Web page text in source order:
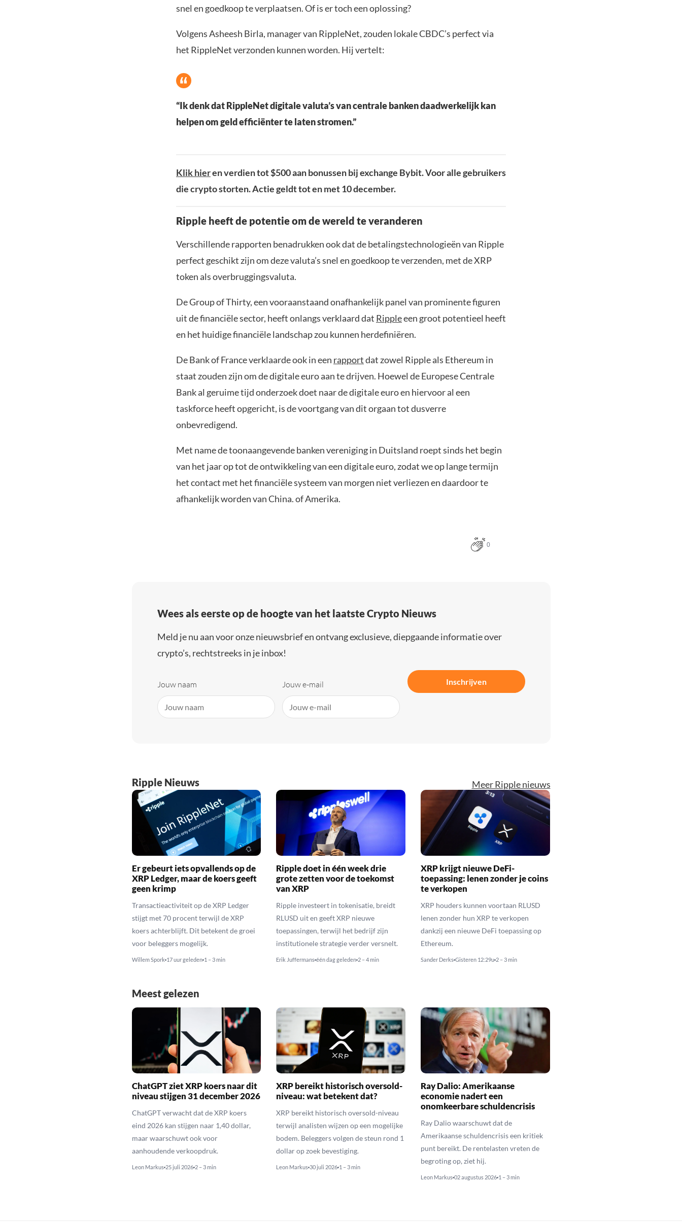
snel en goedkoop te verplaatsen. Of is er toch een oplossing?
Volgens Asheesh Birla, manager van RippleNet, zouden lokale CBDC’s perfect via
het RippleNet verzonden kunnen worden. Hij vertelt:
“Ik denk dat RippleNet digitale valuta’s van centrale banken daadwerkelijk kan
helpen om geld efficiënter te laten stromen.”
Klik hieren verdien tot $500 aan bonussen bij exchange Bybit. Voor alle gebruikers
die crypto storten. Actie geldt tot en met 10 december.
Ripple heeft de potentie om de wereld te veranderen
Verschillende rapporten benadrukken ook dat de betalingstechnologieën van Ripple
perfect geschikt zijn om deze valuta’s snel en goedkoop te verzenden, met de XRP
token als overbruggingsvaluta.
De Group of Thirty, een vooraanstaand onafhankelijk panel van prominente figuren
uit de financiële sector, heeft onlangs verklaard dat Rippleeen groot potentieel heeft
en het huidige financiële landschap zou kunnen herdefiniëren.
De Bank of France verklaarde ook in een rapportdat zowel Ripple als Ethereum in
staat zouden zijn om de digitale euro aan te drijven. Hoewel de Europese Centrale
Bank al geruime tijd onderzoek doet naar de digitale euro en hiervoor al een
taskforce heeft opgericht, is de voortgang van dit orgaan tot dusverre
onbevredigend.
Met name de toonaangevende banken vereniging in Duitsland roept sinds het begin
van het jaar op tot de ontwikkeling van een digitale euro, zodat we op lange termijn
het contact met het financiële systeem van morgen niet verliezen en daardoor te
afhankelijk worden van China. of Amerika.
0
Wees als eerste op de hoogte van het laatste Crypto Nieuws
Meld je nu aan voor onze nieuwsbrief en ontvang exclusieve, diepgaande informatie over
crypto’s, rechtstreeks in je inbox!
Jouw naam Jouw e-mail Inschrijven
Ripple Nieuws Meer Ripple nieuws
Er gebeurt iets opvallends op de
XRP Ledger, maar de koers geeft
geen krimp
Transactieactiviteit op de XRP Ledger
stijgt met 70 procent terwijl de XRP
koers achterblijft. Dit betekent de groei
voor beleggers mogelijk.
Willem Spork 17 uur geleden 1 – 3 min
Ripple doet in één week drie
grote zetten voor de toekomst
van XRP
Ripple investeert in tokenisatie, breidt
RLUSD uit en geeft XRP nieuwe
toepassingen, terwijl het bedrijf zijn
institutionele strategie verder versnelt.
Erik Juffermans één dag geleden 2 – 4 min
XRP krijgt nieuwe DeFi-
toepassing: lenen zonder je coins
te verkopen
XRP houders kunnen voortaan RLUSD
lenen zonder hun XRP te verkopen
dankzij een nieuwe DeFi toepassing op
Ethereum.
Sander Derks Gisteren 12:29u 2 – 3 min
Meest gelezen
ChatGPT ziet XRP koers naar dit
niveau stijgen 31 december 2026
ChatGPT verwacht dat de XRP koers
eind 2026 kan stijgen naar 1,40 dollar,
maar waarschuwt ook voor
aanhoudende verkoopdruk.
Leon Markus 25 juli 2026 2 – 3 min
XRP bereikt historisch oversold-
niveau: wat betekent dat?
XRP bereikt historisch oversold-niveau
terwijl analisten wijzen op een mogelijke
bodem. Beleggers volgen de steun rond 1
dollar op zoek bevestiging.
Leon Markus 30 juli 2026 1 – 3 min
Ray Dalio: Amerikaanse
economie nadert een
onomkeerbare schuldencrisis
Ray Dalio waarschuwt dat de
Amerikaanse schuldencrisis een kritiek
punt bereikt. De rentelasten vreten de
begroting op, ziet hij.
Leon Markus 02 augustus 2026 1 – 3 min